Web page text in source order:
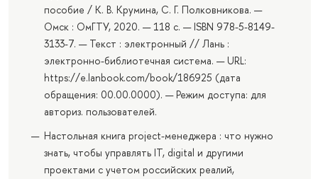
пособие / К. В. Крумина, С. Г. Полковникова. —
Омск : ОмГТУ, 2020. — 118 с. — ISBN 978-5-8149-
3133-7. — Текст : электронный // Лань :
электронно-библиотечная система. — URL:
https://e.lanbook.com/book/186925 (дата
обращения: 00.00.0000). — Режим доступа: для
авториз. пользователей.
Настольная книга project-менеджера : что нужно
знать, чтобы управлять IT, digital и другими
проектами с учетом российских реалий,